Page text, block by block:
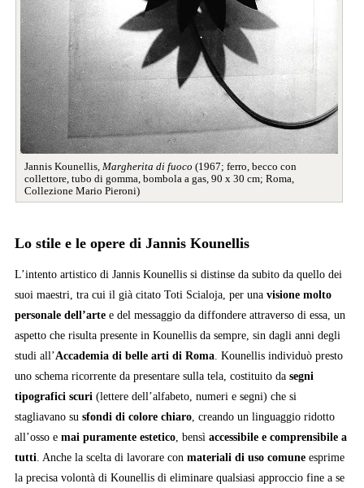
Jannis Kounellis, Margherita di fuoco (1967; ferro, becco con
collettore, tubo di gomma, bombola a gas, 90 x 30 cm; Roma,
Collezione Mario Pieroni)
Lo stile e le opere di Jannis Kounellis
L’intento artistico di Jannis Kounellis si distinse da subito da quello dei
suoi maestri, tra cui il già citato Toti Scialoja, per una visione molto
personale dell’artee del messaggio da diffondere attraverso di essa, un
aspetto che risulta presente in Kounellis da sempre, sin dagli anni degli
studi all’Accademia di belle arti di Roma. Kounellis individuò presto
uno schema ricorrente da presentare sulla tela, costituito da segni
tipografici scuri (lettere dell’alfabeto, numeri e segni) che si
stagliavano su sfondi di colore chiaro, creando un linguaggio ridotto
all’osso e mai puramente estetico, bensì accessibile e comprensibile a
tutti . Anche la scelta di lavorare con materiali di uso comuneesprime
la precisa volontà di Kounellis di eliminare qualsiasi approccio fine a se